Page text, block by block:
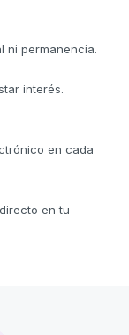
ni permanencia.
interés.
en cada
en tu